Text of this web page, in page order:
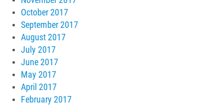
October 2017
September 2017
August 2017
July 2017
June 2017
May 2017
April 2017
February 2017